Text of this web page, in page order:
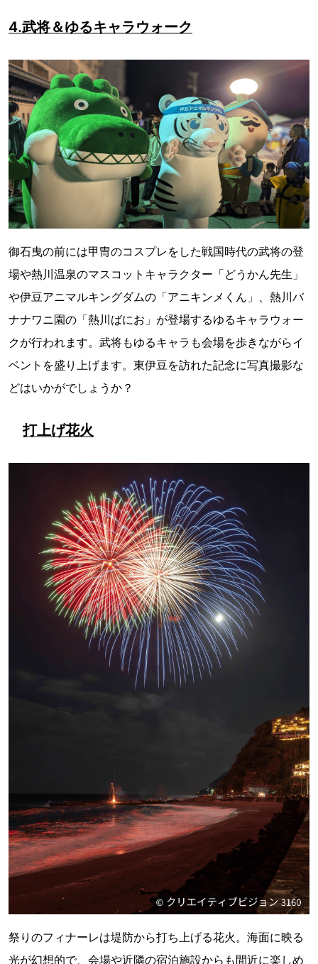
4.武将＆ゆるキャラウォーク
御石曳の前には甲冑のコスプレをした戦国時代の武将の登
場や熱川温泉のマスコットキャラクター「どうかん先生」
や伊豆アニマルキングダムの「アニキンメくん」、熱川バ
ナナワニ園の「熱川ばにお」が登場するゆるキャラウォー
クが行われます。武将もゆるキャラも会場を歩きながらイ
ベントを盛り上げます。東伊豆を訪れた記念に写真撮影な
どはいかがでしょうか？
打上げ花火
祭りのフィナーレは堤防から打ち上げる花火。海面に映る
光が幻想的で、会場や近隣の宿泊施設からも間近に楽しめ